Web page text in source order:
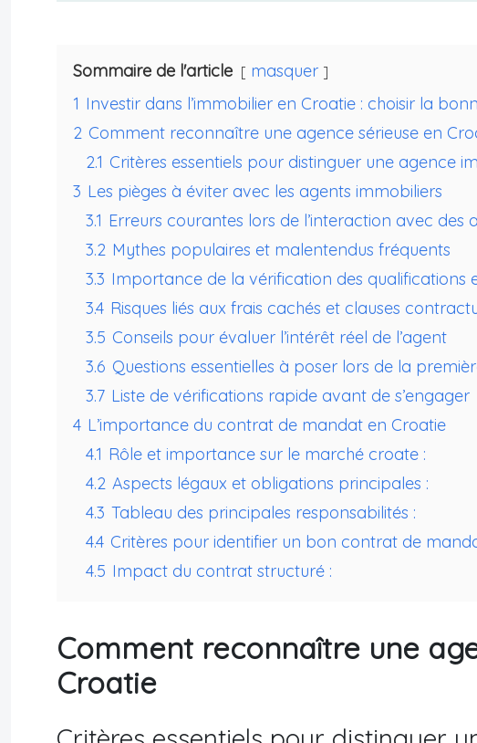
Sommaire de l'article
masquer
1 Investir dans l’immobilier en Croatie : choisir la
2 Comment reconnaître une agence sérieuse en
2.1 Critères essentiels pour distinguer une agence
3 Les pièges à éviter avec les agents immobiliers
3.1 Erreurs courantes lors de l’interaction avec des
3.2 Mythes populaires et malentendus fréquents
3.3 Importance de la vérification des qualifications
3.4 Risques liés aux frais cachés et clauses
3.5 Conseils pour évaluer l’intérêt réel de l’agent
3.6 Questions essentielles à poser lors de la
3.7 Liste de vérifications rapide avant de s’engager
4 L’importance du contrat de mandat en Croatie
4.1 Rôle et importance sur le marché croate :
4.2 Aspects légaux et obligations principales :
4.3 Tableau des principales responsabilités :
4.4 Critères pour identifier un bon contrat de
4.5 Impact du contrat structuré :
Comment reconnaître une
Croatie